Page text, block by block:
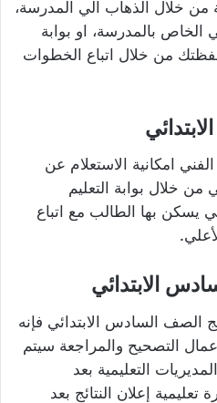
من خلال الذهاب الي المدرسة،
الخاص بالمدرسة، او بوابة
من خلال اتباع الخطوات
الفني امكانية الاستعلام عن
من خلال بوابة التعليم
يسكن بها الطالب مع اتباع
الابتدائي
الصف السادس الابتدائي فإنه
التصحيح والمراجعة سيتم
التعليمية بعد
إعلان النتائج بعد